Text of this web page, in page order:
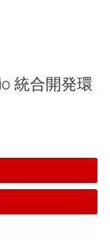
ョンの出力放電
セキュリティ機
Cortex®-R5F
統合開発環